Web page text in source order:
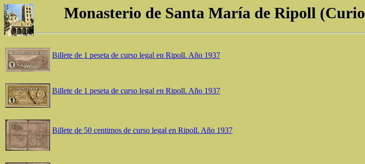
Monasterio de Santa María de Ripoll
Billete de 1 peseta de curso legal en Ripoll. Año 1937
Billete de 1 peseta de curso legal en Ripoll. Año 1937
Billete de 50 centimos de curso legal en Ripoll. Año 1937